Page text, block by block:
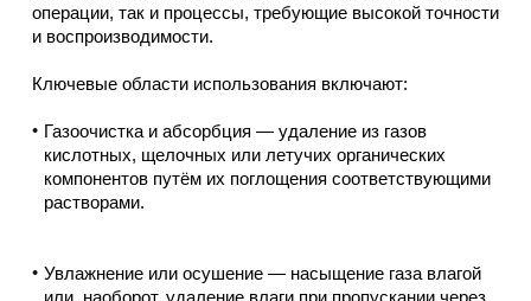
операции, так и процессы, требующие высокой точности
и воспроизводимости.
Ключевые области использования включают:
Газоочистка и абсорбция — удаление из газов
кислотных, щелочных или летучих органических
компонентов путём их поглощения соответствующими
растворами.
Увлажнение или осушение — насыщение газа влагой
или, наоборот, удаление влаги при пропускании через